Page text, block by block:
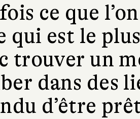
ce que
qui est le
trouver un
dans des
d’être